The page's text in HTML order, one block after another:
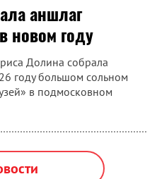
аншлаг
новом году
Долина собрала
году большом сольном
в подмосковном